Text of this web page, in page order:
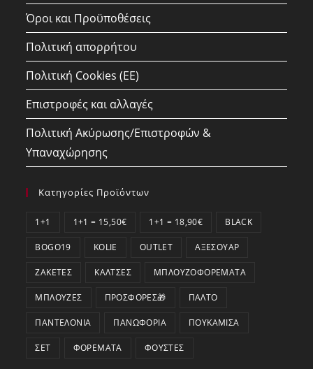
Όροι και Προϋποθέσεις
Πολιτική απορρήτου
Πολιτική Cookies (ΕΕ)
Επιστροφές και αλλαγές
Πολιτική Ακύρωσης/Επιστροφών &
Υπαναχώρησης
Κατηγορίες Προϊόντων
1+1 1+1 = 15,50€ 1+1 = 18,90€ BLACK
BOGO19 KOLIE OUTLET ΑΞΕΣΟΥΆΡ
ΖΑΚΈΤΕΣ ΚΆΛΤΣΕΣ ΜΠΛΟΥΖΟΦΟΡΈΜΑΤΑ
ΜΠΛΟΎΖΕΣ ΠΡΟΣΦΟΡΕΣ🎁 ΠΑΛΤΌ
ΠΑΝΤΕΛΌΝΙΑ ΠΑΝΩΦΌΡΙΑ ΠΟΥΚΆΜΙΣΑ
ΣΕΤ ΦΟΡΈΜΑΤΑ ΦΟΎΣΤΕΣ